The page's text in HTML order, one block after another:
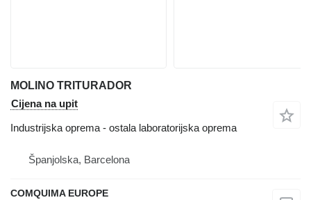
MOLINO TRITURADOR
Cijena na upit
Industrijska oprema - ostala laboratorijska oprema
Španjolska, Barcelona
COMQUIMA EUROPE